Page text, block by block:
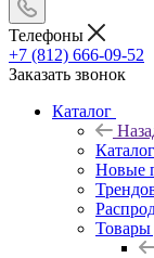
Телефоны
+7 (812) 666-09-52
Заказать звонок
Каталог
Каталог
Новые
Товары